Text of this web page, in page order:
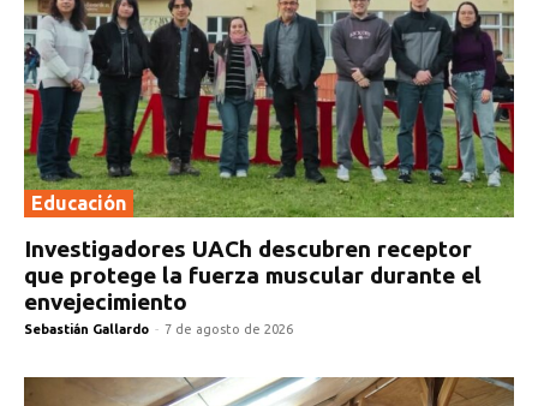
Educación
Investigadores UACh descubren receptor
que protege la fuerza muscular durante el
envejecimiento
Sebastián Gallardo - 7 de agosto de 2026